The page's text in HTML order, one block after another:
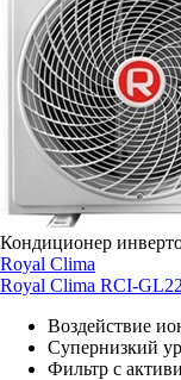
Кондиционер
Royal Clima
Royal Clima RCI-
Воздействие
Супернизкий
Фильтр с